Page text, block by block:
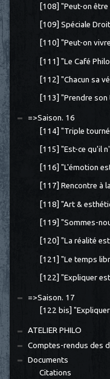
[108] "Peut-on
[109] Spéciale
[110] "Peut-on
[111] "Le Café
[112] "Chacun sa
[113] "Prendre
=>Saison. 16
[114] "Triple
[115] "Est-ce qu'il
[116] "L'émotion
[117] Rencontre à
[118] "Art &
[119] "Sommes-
[120] "La réalité
[121] "Le temps
[122] "Expliquer
=>Saison. 17
[122 bis]
ATELIER PHILO
Comptes-rendus des
Documents
Citations